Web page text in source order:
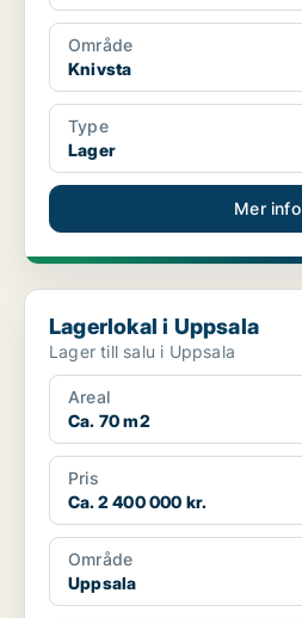
Område
Knivsta
Type
Lager
Mer info
Lagerlokal i Uppsala
Lagerlokal i Uppsala
Lager till salu i Uppsala
Areal
Ca. 70 m2
Pris
Ca. 2 400 000 kr.
Område
Uppsala